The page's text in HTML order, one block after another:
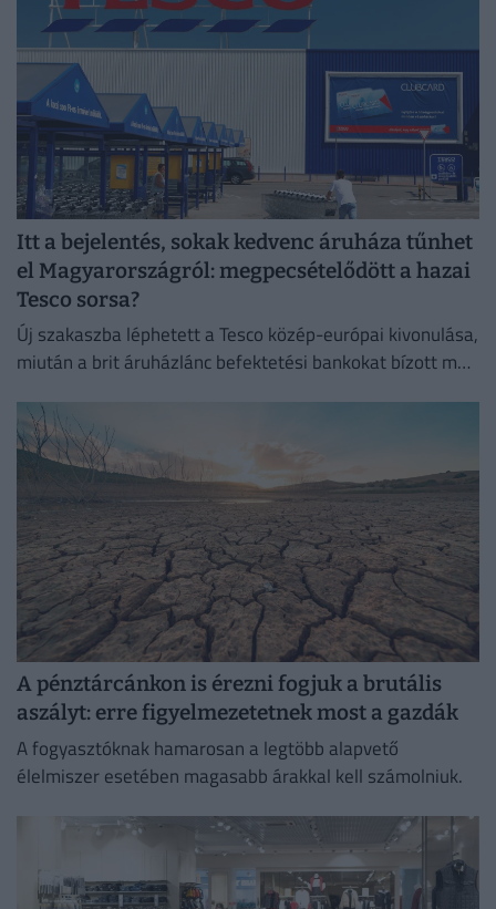
Itt a bejelentés, sokak kedvenc áruháza tűnhet
el Magyarországról: megpecsételődött a hazai
Tesco sorsa?
Új szakaszba léphetett a Tesco közép-európai kivonulása,
miután a brit áruházlánc befektetési bankokat bízott meg
A pénztárcánkon is érezni fogjuk a brutális
aszályt: erre figyelmezetetnek most a gazdák
A fogyasztóknak hamarosan a legtöbb alapvető
élelmiszer esetében magasabb árakkal kell számolniuk.